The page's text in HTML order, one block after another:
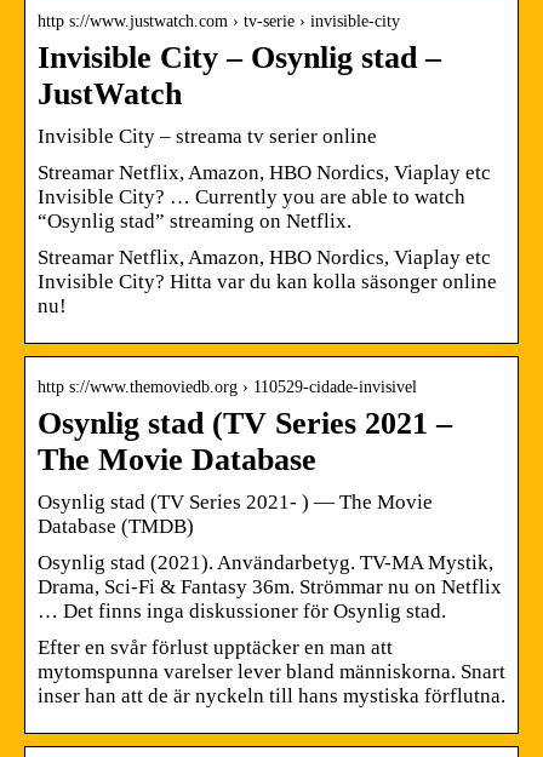
http s://www.justwatch.com › tv-serie › invisible-city
Invisible City – Osynlig stad –
JustWatch
Invisible City – streama tv serier online
Streamar Netflix, Amazon, HBO Nordics, Viaplay etc
Invisible City? … Currently you are able to watch
“Osynlig stad” streaming on Netflix.
Streamar Netflix, Amazon, HBO Nordics, Viaplay etc
Invisible City? Hitta var du kan kolla säsonger online
nu!
http s://www.themoviedb.org › 110529-cidade-invisivel
Osynlig stad (TV Series 2021 –
The Movie Database
Osynlig stad (TV Series 2021- ) — The Movie
Database (TMDB)
Osynlig stad (2021). Användarbetyg. TV-MA Mystik,
Drama, Sci-Fi & Fantasy 36m. Strömmar nu on Netflix
… Det finns inga diskussioner för Osynlig stad.
Efter en svår förlust upptäcker en man att
mytomspunna varelser lever bland människorna. Snart
inser han att de är nyckeln till hans mystiska förflutna.